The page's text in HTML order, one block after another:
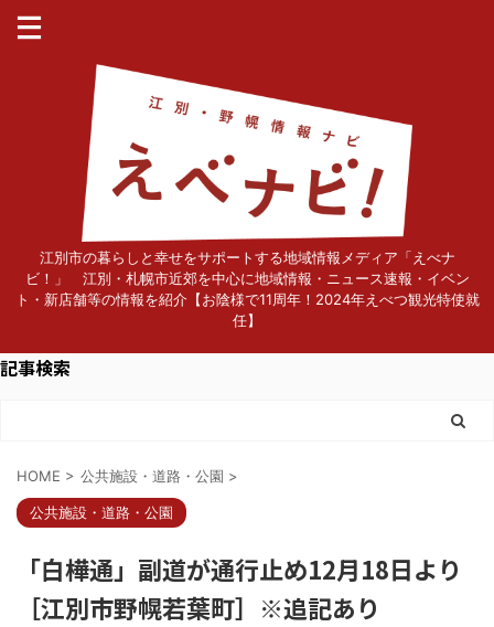
江別市の暮らしと幸せをサポートする地域情報メディア「えべナ
ビ！」 江別・札幌市近郊を中心に地域情報・ニュース速報・イベン
ト・新店舗等の情報を紹介【お陰様で11周年！2024年えべつ観光特使就
任】
記事検索
HOME > 公共施設・道路・公園 >
公共施設・道路・公園
「白樺通」副道が通行止め12月18日より
［江別市野幌若葉町］※追記あり